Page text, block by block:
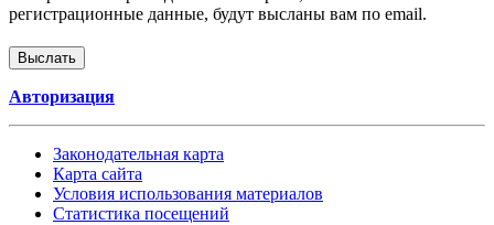
регистрационные данные, будут высланы вам по email.
Авторизация
Законодательная карта
Карта сайта
Условия использования материалов
Статистика посещений